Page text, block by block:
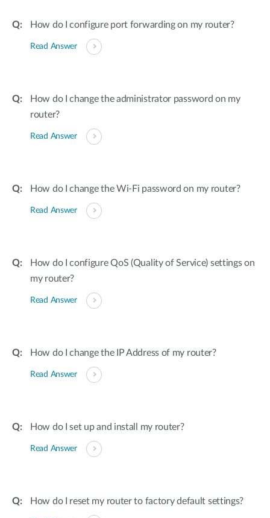
mydlink
Blog
Support Portal
How do I configure port forwarding on my router?
Read Answer
How do I change the administrator password on my
router?
Read Answer
How do I change the Wi-Fi password on my router?
Read Answer
How do I configure QoS (Quality of Service) settings on
my router?
Read Answer
How do I change the IP Address of my router?
Read Answer
How do I set up and install my router?
Read Answer
How do I reset my router to factory default settings?